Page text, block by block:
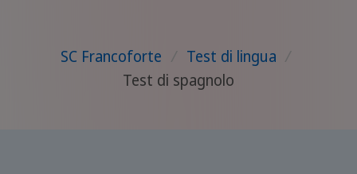
SC Francoforte / Test di lingua /
Test di spagnolo